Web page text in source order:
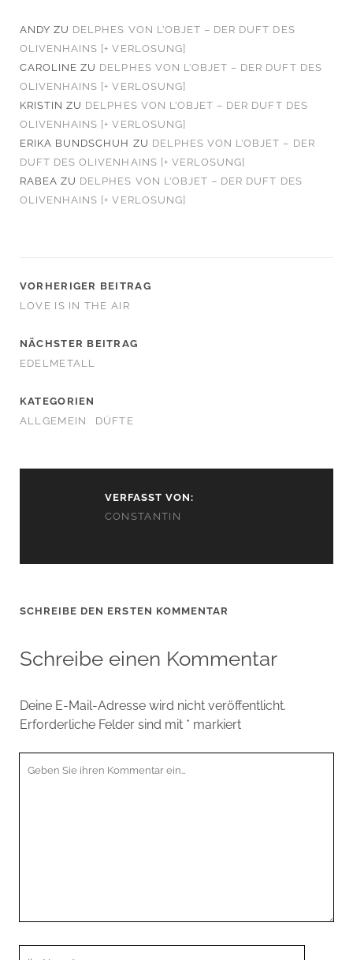
ANDY ZU DELPHES VON L’OBJET – DER DUFT DES
OLIVENHAINS [+ VERLOSUNG]
CAROLINE ZU DELPHES VON L’OBJET – DER DUFT DES
OLIVENHAINS [+ VERLOSUNG]
KRISTIN ZU DELPHES VON L’OBJET – DER DUFT DES
OLIVENHAINS [+ VERLOSUNG]
ERIKA BUNDSCHUH ZU DELPHES VON L’OBJET – DER
DUFT DES OLIVENHAINS [+ VERLOSUNG]
RABEA ZU DELPHES VON L’OBJET – DER DUFT DES
OLIVENHAINS [+ VERLOSUNG]
VORHERIGER BEITRAG
LOVE IS IN THE AIR
NÄCHSTER BEITRAG
EDELMETALL
KATEGORIEN
ALLGEMEIN
DÜFTE
VERFASST VON:
CONSTANTIN
SCHREIBE DEN ERSTEN KOMMENTAR
Schreibe einen Kommentar
Deine E-Mail-Adresse wird nicht veröffentlicht.
Erforderliche Felder sind mit * markiert